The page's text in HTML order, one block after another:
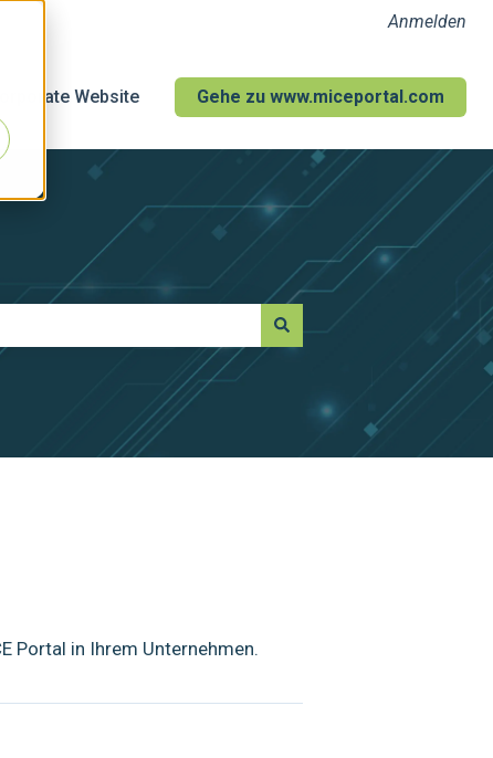
Anmelden
Website Gehe zu www.miceportal.com
Portal in Ihrem Unternehmen.